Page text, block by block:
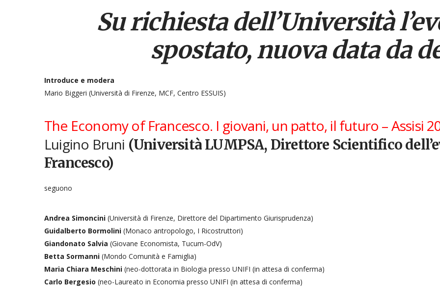
Su richiesta dell’Università
spostato, nuova data da
Introduce e modera
Mario Biggeri (Università di Firenze, MCF, Centro ESSUIS)
The Economy of Francesco. I giovani, un patto, il futuro – Assisi
Luigino Bruni (Università LUMPSA, Direttore Scientifico
Francesco)
seguono
Andrea Simoncini (Università di Firenze, Direttore del Dipartimento Giurisprudenza)
Guidalberto Bormolini (Monaco antropologo, I Ricostruttori)
Giandonato Salvia (Giovane Economista, Tucum-OdV)
Betta Sormanni (Mondo Comunità e Famiglia)
Maria Chiara Meschini (neo-dottorata in Biologia presso UNIFI (in attesa di conferma)
Carlo Bergesio (neo-Laureato in Economia presso UNIFI (in attesa di conferma)